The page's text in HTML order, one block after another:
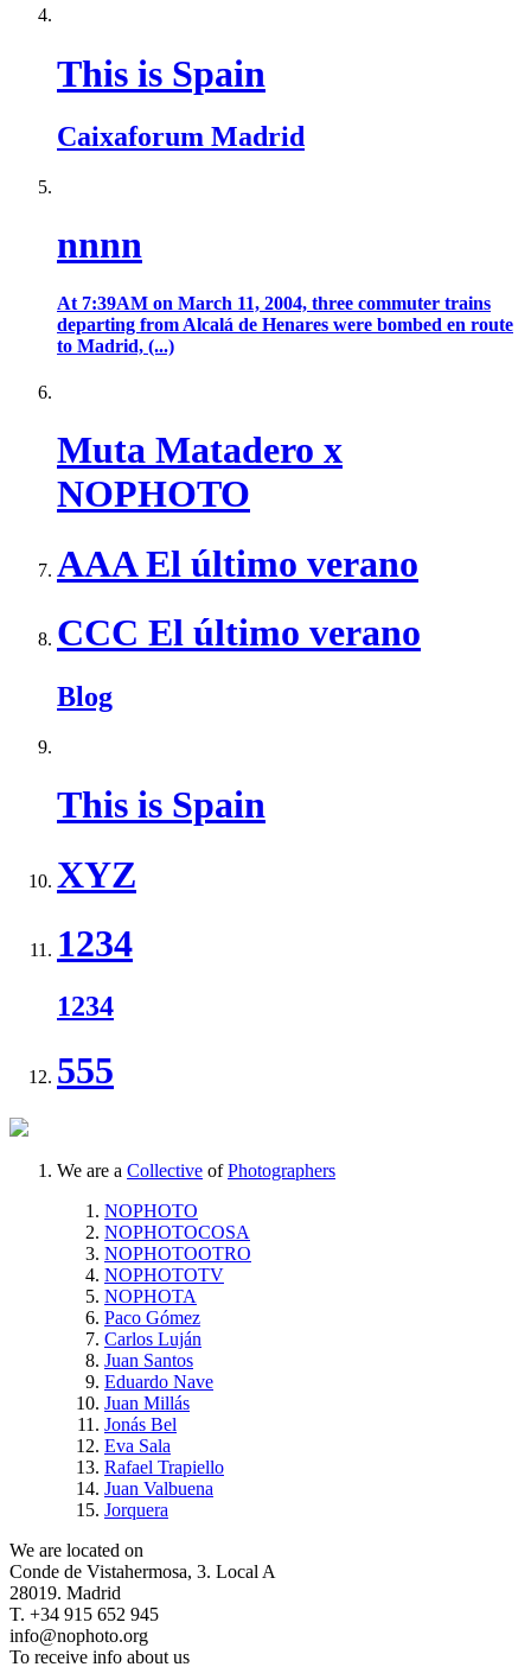
This is Spain
Caixaforum Madrid
nnnn
At 7:39AM on March 11, 2004, three commuter trains
departing from Alcalá de Henares were bombed en route
to Madrid, (...)
Muta Matadero x
NOPHOTO
AAA El último verano
CCC El último verano
Blog
This is Spain
XYZ
1234
1234
555
We are a Collective of Photographers
NOPHOTO
NOPHOTOCOSA
NOPHOTOOTRO
NOPHOTOTV
NOPHOTA
Paco Gómez
Carlos Luján
Juan Santos
Eduardo Nave
Juan Millás
Jonás Bel
Eva Sala
Rafael Trapiello
Juan Valbuena
Jorquera
We are located on
Conde de Vistahermosa, 3. Local A
28019. Madrid
T. +34 915 652 945
info@nophoto.org
To receive info about us